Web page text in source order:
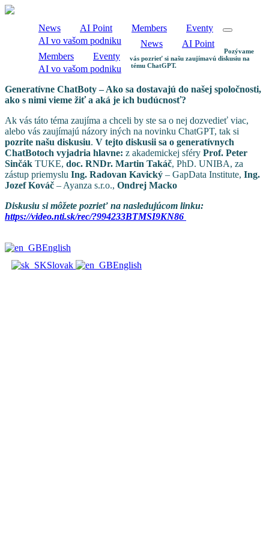
News AI Point Members
Eventy
AI vo vašom podniku
News
AI Point
Members
Eventy
AI vo vašom podniku
Pozývame
vás pozrieť si našu zaujímavú diskusiu na
tému ChatGPT.
Generatívne ChatBoty – Ako sa dostavajú do našej spoločnosti,
ako s nimi vieme žiť a aká je ich budúcnosť?
Ak vás táto téma zaujíma a chceli by ste sa o nej dozvedieť viac,
alebo vás zaujímajú názory iných na novinku ChatGPT, tak si
pozrite našu diskusiu. V tejto diskusii sa o generatívnych
ChatBotoch vyjadria hlavne: z akademickej sféry Prof. Peter
Sinčák TUKE, doc. RNDr. Martin Takáč, PhD. UNIBA, za
zástup priemyslu Ing. Radovan Kavický – GapData Institute, Ing.
Jozef Kováč – Ayanza s.r.o., Ondrej Macko
Diskusiu si môžete pozrieť na nasledujúcom linku:
https://video.nti.sk/rec/?994233BTMSI9KN86
English
Slovak
English